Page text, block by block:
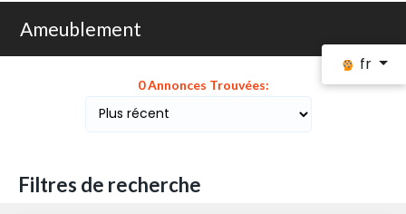
fr
Ameublement
0 Annonces Trouvées:
Filtres de recherche